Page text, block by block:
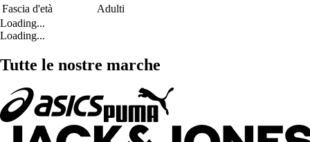
Fascia d'età
Adulti
Loading...
Loading...
Tutte le nostre marche